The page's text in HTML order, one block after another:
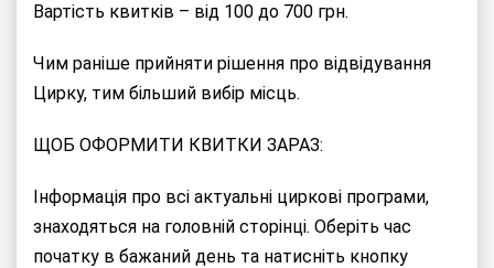
Вартість квитків – від 100 до 700 грн.
Чим раніше прийняти рішення про відвідування
Цирку, тим більший вибір місць.
ЩОБ ОФОРМИТИ КВИТКИ ЗАРАЗ:
Інформація про всі актуальні циркові програми,
знаходяться на головній сторінці. Оберіть час
початку в бажаний день та натисніть кнопку